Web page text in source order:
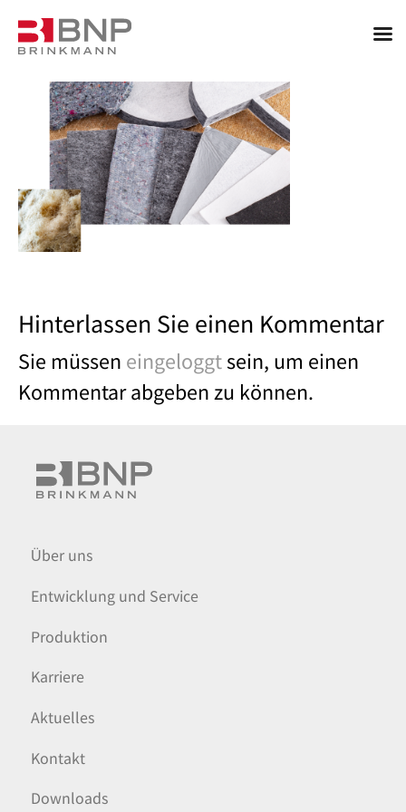
Hinterlassen Sie einen Kommentar
Sie müssen eingeloggtsein, um einen
Kommentar abgeben zu können.
Über uns
Entwicklung und Service
Produktion
Karriere
Aktuelles
Kontakt
Downloads